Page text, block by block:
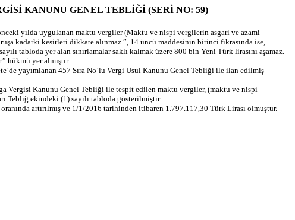
KANUNU GENEL TEBLİĞİ (SERİ NO: 59)
yılda uygulanan maktu vergiler (Maktu ve nispi vergilerin asgari ve azami
kadarki kesirleri dikkate alınmaz.”, 14 üncü maddesinin birinci fıkrasında ise,
tabloda yer alan sınırlamalar saklı kalmak üzere 800 bin Yeni Türk lirasını aşamaz.
hükmü yer almıştır.
yayımlanan 457 Sıra No’lu Vergi Usul Kanunu Genel Tebliği ile ilan edilmiş
Vergisi Kanunu Genel Tebliği ile tespit edilen maktu vergiler, (maktu ve nispi
Tebliğ ekindeki (1) sayılı tabloda gösterilmiştir.
artırılmış ve 1/1/2016 tarihinden itibaren 1.797.117,30 Türk Lirası olmuştur.